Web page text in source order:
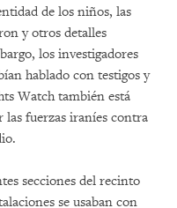
de los niños, las
y otros detalles
los investigadores
hablado con testigos y
Watch también está
las fuerzas iraníes contra
secciones del recinto
se usaban con